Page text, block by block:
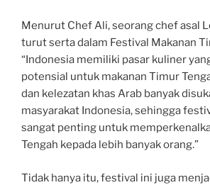
Menurut Chef Ali, seorang chef asal
turut serta dalam Festival Makanan
“Indonesia memiliki pasar kuliner
potensial untuk makanan Timur
dan kelezatan khas Arab banyak
masyarakat Indonesia, sehingga
sangat penting untuk
Tengah kepada lebih banyak orang.”
Tidak hanya itu, festival ini juga